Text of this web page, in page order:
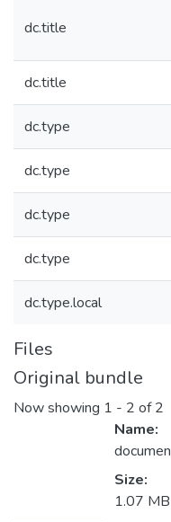
dc.title
dc.title
dc.type
dc.type
dc.type
dc.type
dc.type.local
Files
Original bundle
Now showing 1 - 2 of 2
Name:
Size:
1.07 MB